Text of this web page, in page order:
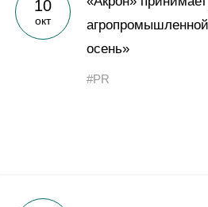
Пресс-центр
Карьера
10
окт
осень»
#PR